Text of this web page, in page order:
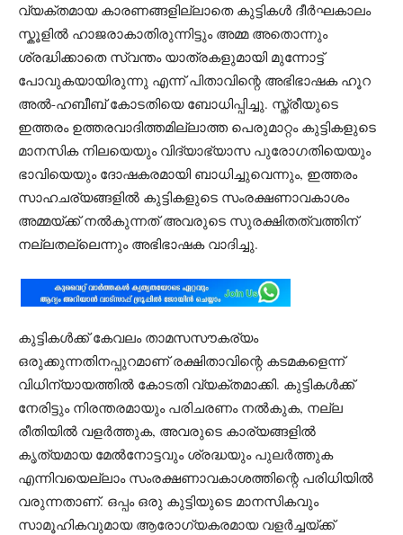
വ്യക്തമായ കാരണങ്ങളില്ലാതെ കുട്ടികൾ ദീർഘകാലം
സ്കൂളിൽ ഹാജരാകാതിരുന്നിട്ടും അമ്മ അതൊന്നും
ശ്രദ്ധിക്കാതെ സ്വന്തം യാത്രകളുമായി മുന്നോട്ട്
പോവുകയായിരുന്നു എന്ന് പിതാവിന്റെ അഭിഭാഷക ഹൂറ
അൽ-ഹബീബ് കോടതിയെ ബോധിപ്പിച്ചു. സ്ത്രീയുടെ
ഇത്തരം ഉത്തരവാദിത്തമില്ലാത്ത പെരുമാറ്റം കുട്ടികളുടെ
മാനസിക നിലയെയും വിദ്യാഭ്യാസ പുരോഗതിയെയും
ഭാവിയെയും ദോഷകരമായി ബാധിച്ചുവെന്നും, ഇത്തരം
സാഹചര്യങ്ങളിൽ കുട്ടികളുടെ സംരക്ഷണാവകാശം
അമ്മയ്ക്ക് നൽകുന്നത് അവരുടെ സുരക്ഷിതത്വത്തിന്
നല്ലതല്ലെന്നും അഭിഭാഷക വാദിച്ചു.
കുട്ടികൾക്ക് കേവലം താമസസൗകര്യം
ഒരുക്കുന്നതിനപ്പുറമാണ് രക്ഷിതാവിന്റെ കടമകളെന്ന്
വിധിന്യായത്തിൽ കോടതി വ്യക്തമാക്കി. കുട്ടികൾക്ക്
നേരിട്ടും നിരന്തരമായും പരിചരണം നൽകുക, നല്ല
രീതിയിൽ വളർത്തുക, അവരുടെ കാര്യങ്ങളിൽ
കൃത്യമായ മേൽനോട്ടവും ശ്രദ്ധയും പുലർത്തുക
എന്നിവയെല്ലാം സംരക്ഷണാവകാശത്തിന്റെ പരിധിയിൽ
വരുന്നതാണ്. ഒപ്പം ഒരു കുട്ടിയുടെ മാനസികവും
സാമൂഹികവുമായ ആരോഗ്യകരമായ വളർച്ചയ്ക്ക്